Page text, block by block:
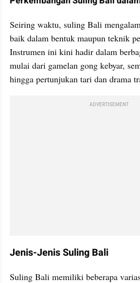
Seiring waktu, suling Bali
baik dalam bentuk maupun teknik
Instrumen ini kini hadir dalam
mulai dari gamelan gong kebyar,
hingga pertunjukan tari dan drama
ADVERTISEMENT
Jenis-Jenis Suling Bali
Suling Bali memiliki beberapa